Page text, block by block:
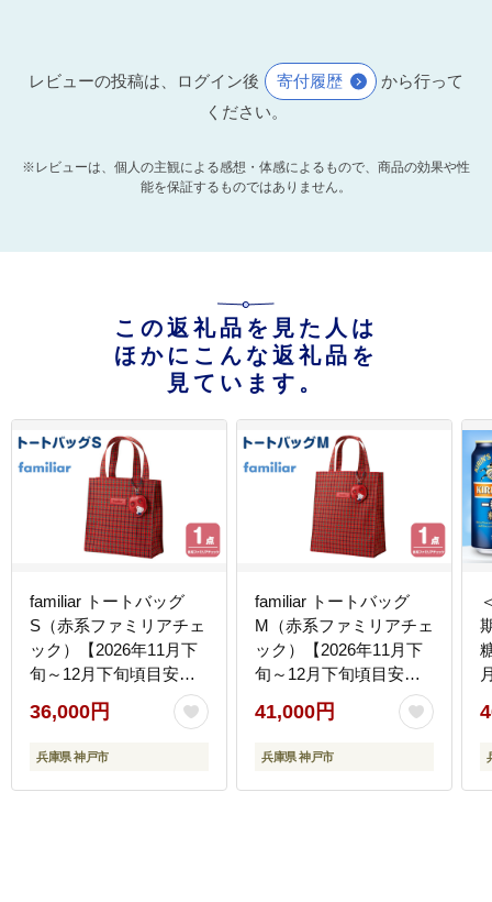
レビューの投稿は、ログイン後 寄付履歴
から行って
ください。
※レビューは、個人の主観による感想・体感によるもので、商品の効果や性
能を保証するものではありません。
この返礼品を見た人は
ほかにこんな返礼品を
見ています。
familiar トートバッグ
S（赤系ファミリアチェ
ック）【2026年11月下
旬～12月下旬頃目安に
お届け予定】●
36,000円
兵庫県 神戸市
familiar トートバッグ
M（赤系ファミリアチェ
ック）【2026年11月下
旬～12月下旬頃目安に
お届け予定】●
41,000円
兵庫県 神戸市